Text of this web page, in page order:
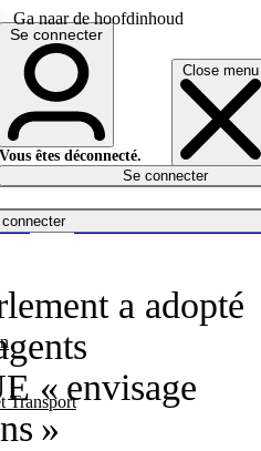
Ga naar de hoofdinhoud
Close menu
Transport
English
Deutsch
Español
Se connecter
Vous êtes déconnecté.
Se connecter
a adopté
« envisage
»